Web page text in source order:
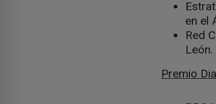
en el
Red
León.
Premio